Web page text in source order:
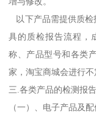
以下产品需提供质检
具的质检报告流程，
称、产品型号和各类
家，淘宝商城会进行不
三.各类产品的检测报
（一）、电子产品及